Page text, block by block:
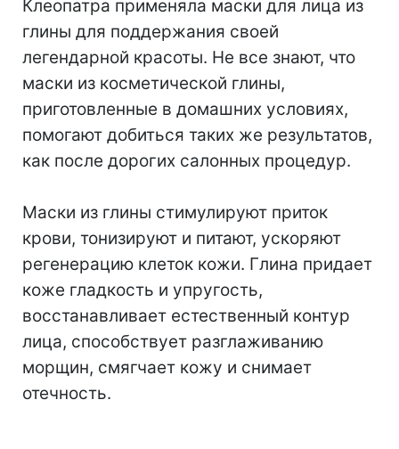
Клеопатра применяла маски для лица из
глины для поддержания своей
легендарной красоты. Не все знают, что
маски из косметической глины,
приготовленные в домашних условиях,
помогают добиться таких же результатов,
как после дорогих салонных процедур.
Маски из глины стимулируют приток
крови, тонизируют и питают, ускоряют
регенерацию клеток кожи. Глина придает
коже гладкость и упругость,
восстанавливает естественный контур
лица, способствует разглаживанию
морщин, смягчает кожу и снимает
отечность.